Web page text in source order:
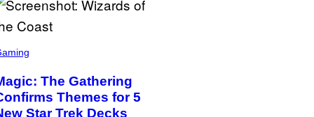
The Gathering
Themes for 5
Star Trek Decks